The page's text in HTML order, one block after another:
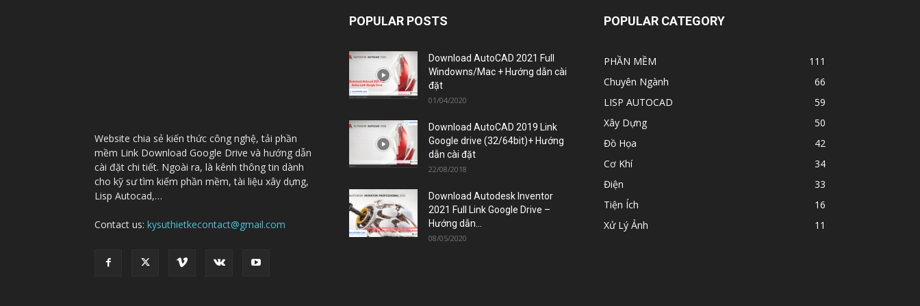
Contact us: kysuthietkecontact@gmail.com
POPULAR POSTS
Download AutoCAD 2021 Full
Windowns/Mac + Hướng dẫn cài
đặt
01/04/2020
Download AutoCAD 2019 Link
Google drive (32/64bit)+ Hướng
dẫn cài đặt
22/08/2018
Download Autodesk Inventor
2021 Full Link Google Drive –
Hướng dẫn...
08/05/2020
POPULAR CATEGORY
PHẦN MỀM
111
Chuyên Ngành
66
LISP AUTOCAD
59
Xây Dựng
50
Đồ Họa
42
Cơ Khí
34
Điện
33
Tiện Ích
16
Xử Lý Ảnh
11